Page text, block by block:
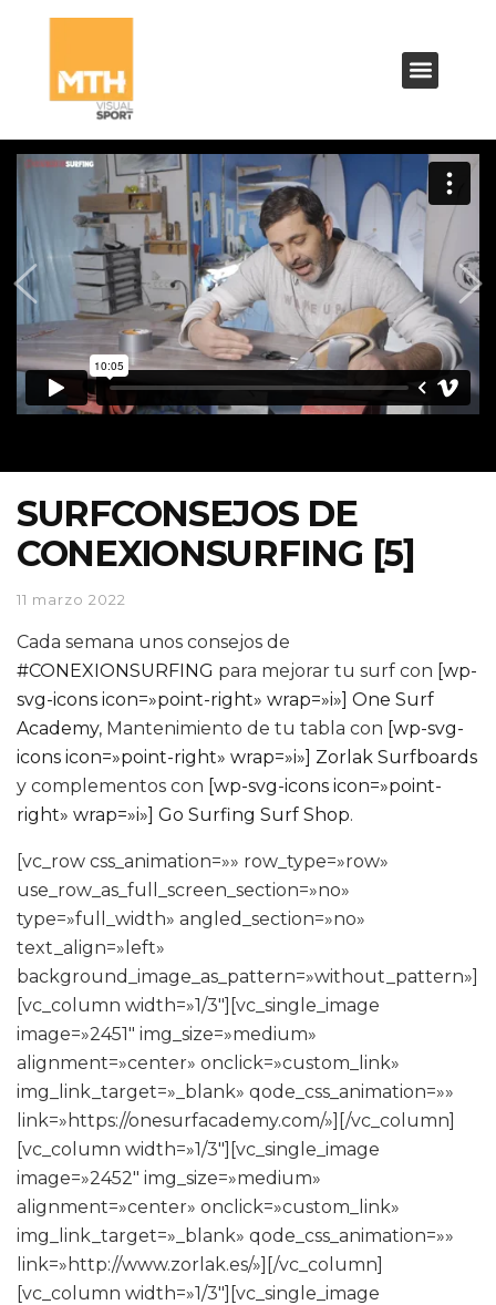
SURFCONSEJOS DE
CONEXIONSURFING [5]
11 marzo 2022
Cada semana unos consejos de
#CONEXIONSURFING para mejorar tu surf con [wp-
svg-icons icon=»point-right» wrap=»i»] One Surf
Academy, Mantenimiento de tu tabla con [wp-svg-
icons icon=»point-right» wrap=»i»] Zorlak Surfboards
y complementos con [wp-svg-icons icon=»point-
right» wrap=»i»] Go Surfing Surf Shop.
[vc_row css_animation=»» row_type=»row»
use_row_as_full_screen_section=»no»
type=»full_width» angled_section=»no»
text_align=»left»
background_image_as_pattern=»without_pattern»]
[vc_column width=»1/3″][vc_single_image
image=»2451″ img_size=»medium»
alignment=»center» onclick=»custom_link»
img_link_target=»_blank» qode_css_animation=»»
link=»https://onesurfacademy.com/»][/vc_column]
[vc_column width=»1/3″][vc_single_image
image=»2452″ img_size=»medium»
alignment=»center» onclick=»custom_link»
img_link_target=»_blank» qode_css_animation=»»
link=»http://www.zorlak.es/»][/vc_column]
[vc_column width=»1/3″][vc_single_image